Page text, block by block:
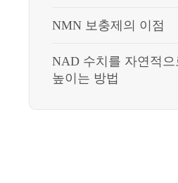
NMN 보충제의 이점
NAD 수치를 자연적으
높이는 방법